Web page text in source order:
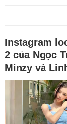
Instagram
2 của Ngọc
Minzy và